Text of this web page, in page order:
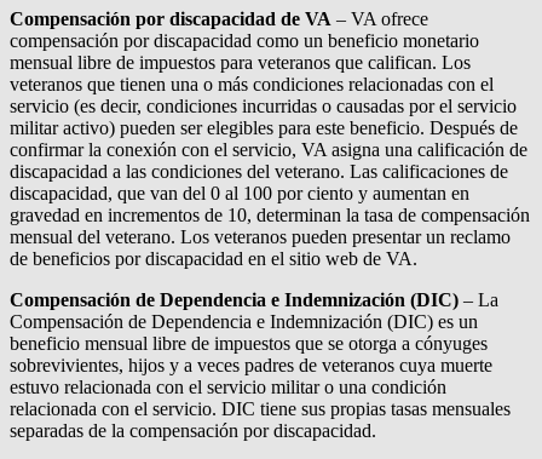
Compensación por discapacidad de VA – VA ofrece
compensación por discapacidad como un beneficio monetario
mensual libre de impuestos para veteranos que califican. Los
veteranos que tienen una o más condiciones relacionadas con el
servicio (es decir, condiciones incurridas o causadas por el servicio
militar activo) pueden ser elegibles para este beneficio. Después de
confirmar la conexión con el servicio, VA asigna una calificación de
discapacidad a las condiciones del veterano. Las calificaciones de
discapacidad, que van del 0 al 100 por ciento y aumentan en
gravedad en incrementos de 10, determinan la tasa de compensación
mensual del veterano. Los veteranos pueden presentar un reclamo
de beneficios por discapacidad en el sitio web de VA.
Compensación de Dependencia e Indemnización (DIC) – La
Compensación de Dependencia e Indemnización (DIC) es un
beneficio mensual libre de impuestos que se otorga a cónyuges
sobrevivientes, hijos y a veces padres de veteranos cuya muerte
estuvo relacionada con el servicio militar o una condición
relacionada con el servicio. DIC tiene sus propias tasas mensuales
separadas de la compensación por discapacidad.